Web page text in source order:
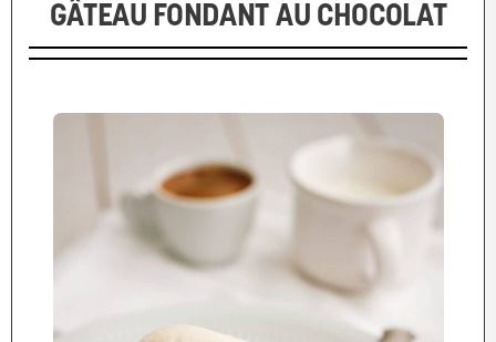
GÂTEAU FONDANT AU CHOCOLAT